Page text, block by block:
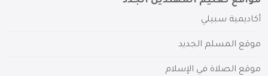
أكاديمية سبيلي
موقع المسلم الجديد
موقع الصلاة في الإسلام